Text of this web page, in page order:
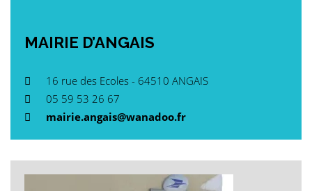
MAIRIE D’ANGAIS
16 rue des Ecoles - 64510 ANGAIS
05 59 53 26 67
mairie.angais@wanadoo.fr